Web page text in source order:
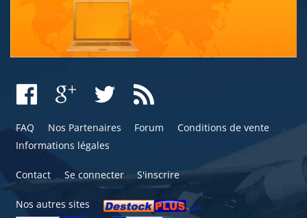
FAQ Nos Partenaires Forum
Conditions de vente
Informations légales
Contact Se connecter S'inscrire
Nos autres sites